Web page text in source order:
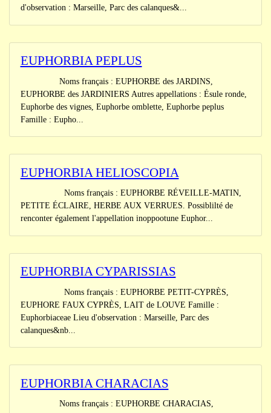
d'observation : Marseille, Parc des calanques&...
EUPHORBIA PEPLUS
Noms français : EUPHORBE des JARDINS,
EUPHORBE des JARDINIERS Autres appellations : Ésule ronde,
Euphorbe des vignes, Euphorbe omblette, Euphorbe peplus
Famille : Eupho...
EUPHORBIA HELIOSCOPIA
Noms français : EUPHORBE RÉVEILLE-MATIN,
PETITE ÉCLAIRE, HERBE AUX VERRUES. Possiblilté de
renconter également l'appellation inoppootune Euphor...
EUPHORBIA CYPARISSIAS
Noms français : EUPHORBE PETIT-CYPRÈS,
EUPHORE FAUX CYPRÈS, LAIT de LOUVE Famille :
Euphorbiaceae Lieu d'observation : Marseille, Parc des
calanques&nb...
EUPHORBIA CHARACIAS
Noms français : EUPHORBE CHARACIAS,